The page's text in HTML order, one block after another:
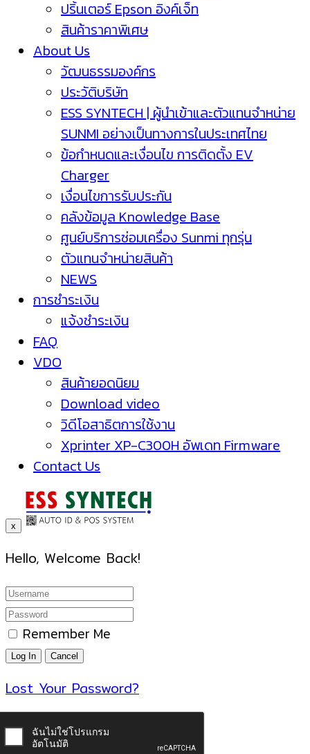
ปริ้นเตอร์ Epson อิงค์เจ็ท
สินค้าราคาพิเศษ
About Us
วัฒนธรรมองค์กร
ประวัติบริษัท
ESS SYNTECH | ผู้นำเข้าและตัวแทนจำหน่าย
SUNMI อย่างเป็นทางการในประเทศไทย
ข้อกำหนดและเงื่อนไข การติดตั้ง EV
Charger
เงื่อนไขการรับประกัน
คลังข้อมูล Knowledge Base
ศูนย์บริการซ่อมเครื่อง Sunmi ทุกรุ่น
ตัวแทนจำหน่ายสินค้า
NEWS
การชำระเงิน
แจ้งชำระเงิน
FAQ
VDO
สินค้ายอดนิยม
Download video
วิดีโอสาธิตการใช้งาน
Xprinter XP-C300H อัพเดท Firmware
Contact Us
x
Hello, Welcome Back!
Remember Me
Lost Your Password?